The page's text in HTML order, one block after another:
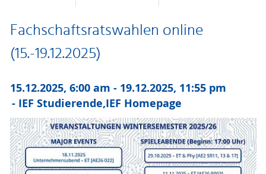
Fachschaftsratswahlen online
(15.-19.12.2025)
15.12.2025, 6:00 am - 19.12.2025, 11:55 pm
IEF Studierende,IEF Homepage